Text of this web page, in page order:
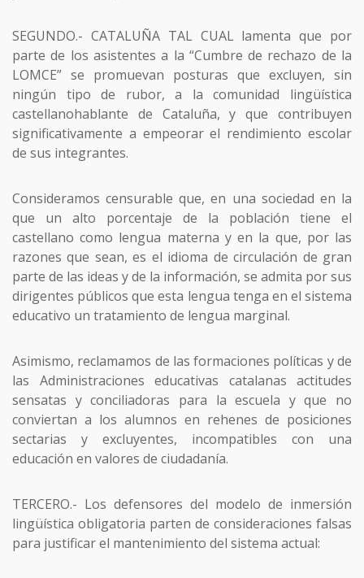
SEGUNDO.- CATALUÑA TAL CUAL lamenta que por
parte de los asistentes a la “Cumbre de rechazo de la
LOMCE” se promuevan posturas que excluyen, sin
ningún tipo de rubor, a la comunidad lingüística
castellanohablante de Cataluña, y que contribuyen
significativamente a empeorar el rendimiento escolar
de sus integrantes.
Consideramos censurable que, en una sociedad en la
que un alto porcentaje de la población tiene el
castellano como lengua materna y en la que, por las
razones que sean, es el idioma de circulación de gran
parte de las ideas y de la información, se admita por sus
dirigentes públicos que esta lengua tenga en el sistema
educativo un tratamiento de lengua marginal.
Asimismo, reclamamos de las formaciones políticas y de
las Administraciones educativas catalanas actitudes
sensatas y conciliadoras para la escuela y que no
conviertan a los alumnos en rehenes de posiciones
sectarias y excluyentes, incompatibles con una
educación en valores de ciudadanía.
TERCERO.- Los defensores del modelo de inmersión
lingüística obligatoria parten de consideraciones falsas
para justificar el mantenimiento del sistema actual: